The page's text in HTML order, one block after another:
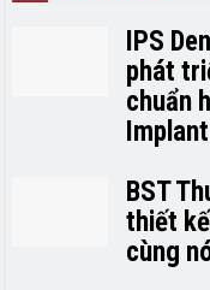
IPS
phát
chuẩn
Implant
BST
thiết
cùng